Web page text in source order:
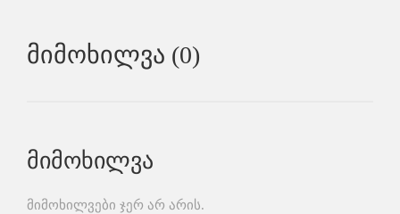
Მიმოხილვა (0)
მიმოხილვა
მიმოხილვები ჯერ არ არის.